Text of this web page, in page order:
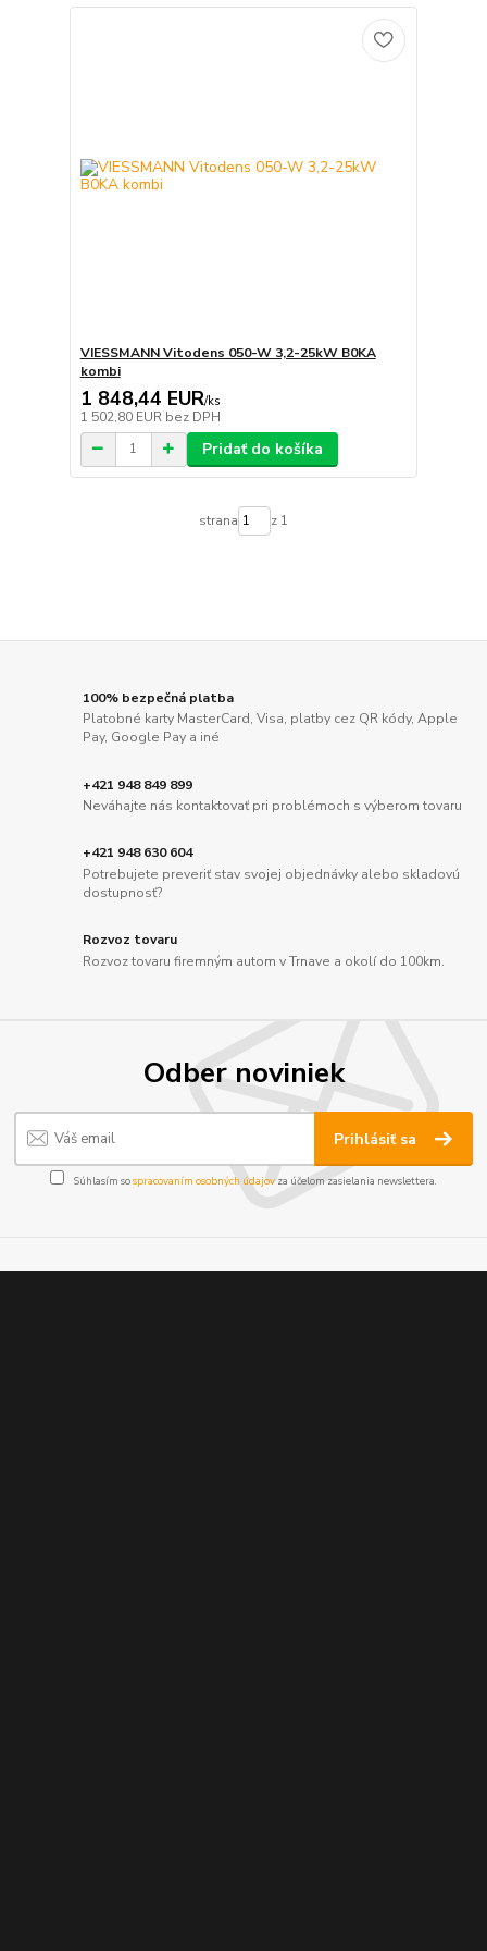
VIESSMANN Vitodens 050-W 3,2-25kW B0KA
kombi
1 848,44 EUR/ks
1 502,80 EUR bez DPH
Pridať do košíka
strana z 1
100% bezpečná platba
Platobné karty MasterCard, Visa, platby cez QR kódy, Apple
Pay, Google Pay a iné
+421 948 849 899
Neváhajte nás kontaktovať pri problémoch s výberom tovaru
+421 948 630 604
Potrebujete preveriť stav svojej objednávky alebo skladovú
dostupnosť?
Rozvoz tovaru
Rozvoz tovaru firemným autom v Trnave a okolí do 100km.
Odber noviniek
Prihlásiť sa
Súhlasím sospracovaním osobných údajov za účelom zasielania newslettera.